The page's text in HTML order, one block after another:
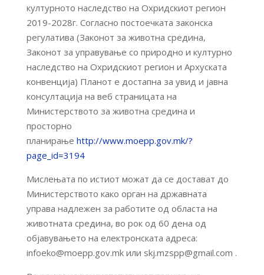
културното наследство на Охридскиот регион
2019-2028г. Согласно постоечката законска
регулатива (Законот за животна средина,
Законот за управување со природно и културно
наследство на Охридскиот регион и Архуската
конвенција) Планот е достапна за увид и јавна
консултација на веб страницата на
Министерството за животна средина и
просторно
планирање http://www.moepp.gov.mk/?
page_id=3194
Мислењата по истиот можат да се достават до
Министерството како орган на државната
управа надлежен за работите од областа на
животната средина, во рок од 60 дена од
објавувањето на електронската адреса:
infoeko@moepp.gov.mk или skj.mzspp@gmail.com .